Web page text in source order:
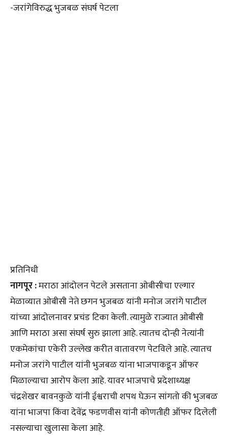
-जरांगेविरुद्ध भुजबळ संघर्ष पेटला
प्रतिनिधी
नागपूर :मराठा आंदोलन पेटले असताना ओबीसीचा एल्गार
मेळाव्यात ओबीसी नेते छगन भुजबळ यांनी मनोज जरांगे पाटील
यांच्या आंदोलनावर प्रचंड टिका केली. त्यामुळे राज्यात ओबीसी
आणि मराठा असा संघर्ष सुरु झाला आहे. त्यातच दोन्ही नेत्यांनी
एकमेकांचा एकेरी उल्लेख करीत वातावरण पेटविले आहे. त्यातच
मनोज जरांगे पाटील यांनी भुजबळ यांना भाजपाकडून ऑफर
मिळाल्याचा आरोप केला आहे. यावर भाजपाचे प्रदेशाध्यक्ष
चंद्रशेखर बावनकुळे यांनी ईश्वराची शपथ घेऊन सांगतो की भुजबळ
यांना भाजपा किंवा देवेंद्र फडणवीस यांनी कोणतीही ऑफर दिलेली
नसल्याचा खुलासा केला आहे.